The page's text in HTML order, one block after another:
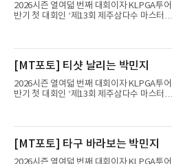
2026시즌 열여덟 번째 대회이자 KLPGA투
반기 첫 대회인 ‘제13회 제주삼다수 마스터
트(파72/6,767야드)에서 열리고 있다.9일 현
최종라운드 경기가 펼쳐지고 있다.유현조가 1
홀에서 경기하고 있다.
[MT포토] 티샷 날리는 박민지
2026시즌 열여덟 번째 대회이자 KLPGA투
반기 첫 대회인 ‘제13회 제주삼다수 마스터
트(파72/6,767야드)에서 열리고 있다.9일 현
최종라운드 경기가 펼쳐지고 있다.박민지가 1
홀에서 경기하고 있다.
[MT포토] 타구 바라보는 박민지